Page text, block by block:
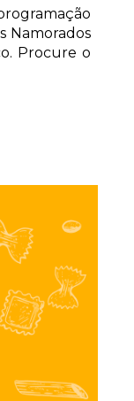
Namorados
Procure o